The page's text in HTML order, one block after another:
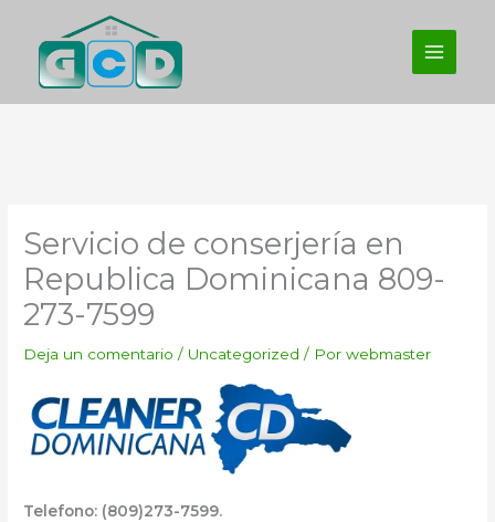
contenido
Servicio de conserjería en
Republica Dominicana 809-
273-7599
Deja un comentario / Uncategorized / Porwebmaster
Telefono: (809)273-7599.